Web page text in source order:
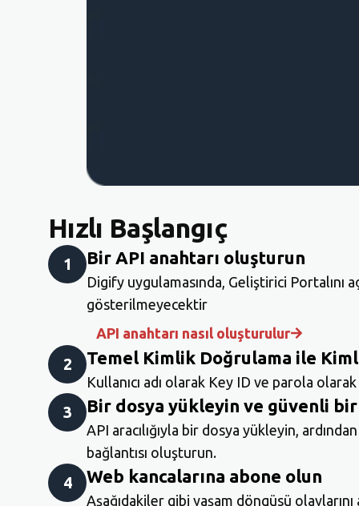
Hızlı Başlangıç
1 Bir API anahtarı oluşturun
Digify uygulamasında, Geliştirici Portalını
gösterilmeyecektir
API anahtarı nasıl oluşturulur
2 Temel Kimlik Doğrulama ile
Kullanıcı adı olarak Key ID ve parola
3 Bir dosya yükleyin ve güvenli
API aracılığıyla bir dosya yükleyin,
bağlantısı oluşturun.
4 Web kancalarına abone olun
Aşağıdakiler gibi yaşam döngüsü olaylarını